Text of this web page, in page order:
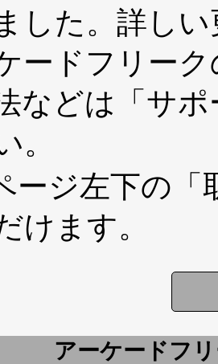
した。詳し
ードフリー
などは 「サ
。
ージ左下の
けます。
アーケードフ